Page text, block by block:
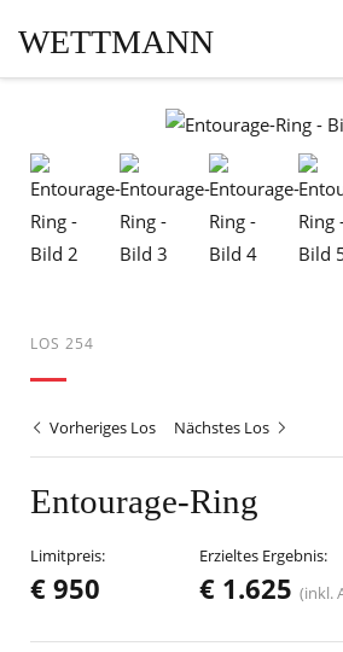
WETTMANN
LOS 254
Vorheriges Los Nächstes Los
Entourage-Ring
Limitpreis:
€ 950
Erzieltes Ergebnis:
€ 1.625 (inkl.